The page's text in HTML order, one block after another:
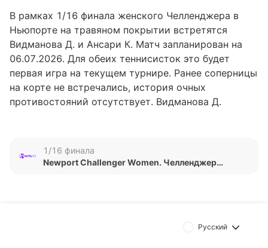
В рамках 1/16 финала женского Челленджера в
Ньюпорте на травяном покрытии встретятся
Видманова Д. и Ансари К. Матч запланирован на
06.07.2026. Для обеих теннисисток это будет
первая игра на текущем турнире. Ранее соперницы
на корте не встречались, история очных
противостояний отсутствует. Видманова Д.
матчах. Ансари К. занимает 254-е место и
потерпела два поражения подряд.
1/16 финала
Newport Challenger Women. Челленджер
Русский